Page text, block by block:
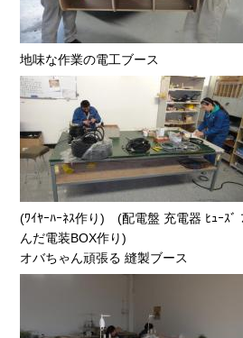
地味な作業の電工ブース
(ﾜｲﾔｰﾊｰﾈｽ作り) (配電盤 充電器 ﾋｭｰｽﾞ
んだ電装BOX作り)
オバちゃん頑張る 縫製ブース